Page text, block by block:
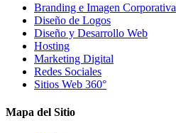
Branding e Imagen Corporativa
Diseño de Logos
Diseño y Desarrollo Web
Hosting
Marketing Digital
Redes Sociales
Sitios Web 360°
Mapa del Sitio